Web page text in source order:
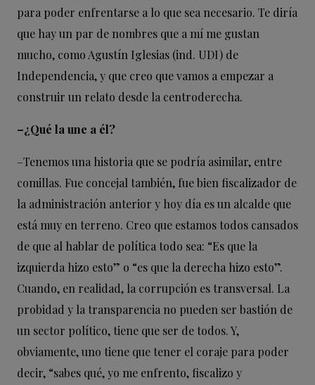
para poder enfrentarse a lo que sea necesario. Te diría
que hay un par de nombres que a mí me gustan
mucho, como Agustín Iglesias (ind. UDI) de
Independencia, y que creo que vamos a empezar a
construir un relato desde la centroderecha.
–¿Qué la une a él?
–Tenemos una historia que se podría asimilar, entre
comillas. Fue concejal también, fue bien fiscalizador de
la administración anterior y hoy día es un alcalde que
está muy en terreno. Creo que estamos todos cansados
de que al hablar de política todo sea: “Es que la
izquierda hizo esto” o “es que la derecha hizo esto”.
Cuando, en realidad, la corrupción es transversal. La
probidad y la transparencia no pueden ser bastión de
un sector político, tiene que ser de todos. Y,
obviamente, uno tiene que tener el coraje para poder
decir, “sabes qué, yo me enfrento, fiscalizo y